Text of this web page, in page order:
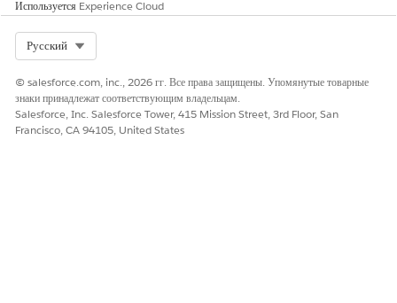
Используется Experience Cloud
Русский
© salesforce.com, inc., 2026 гг. Все права защищены. Упомянутые товарные
знаки принадлежат соответствующим владельцам.
Salesforce, Inc. Salesforce Tower, 415 Mission Street, 3rd Floor, San
Francisco, CA 94105, United States